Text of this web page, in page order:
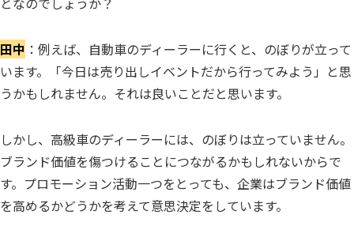
田中 ：例えば、自動車のディーラーに行くと、のぼりが立って
います。「今日は売り出しイベントだから行ってみよう」と思
うかもしれません。それは良いことだと思います。
しかし、高級車のディーラーには、のぼりは立っていません。
ブランド価値を傷つけることにつながるかもしれないからで
す。プロモーション活動一つをとっても、企業はブランド価値
を高めるかどうかを考えて意思決定をしています。